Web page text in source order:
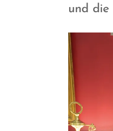
und die